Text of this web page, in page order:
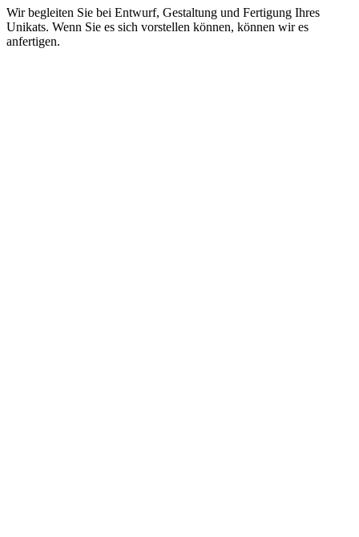
Wir begleiten Sie bei Entwurf, Gestaltung und Fertigung Ihres
Unikats. Wenn Sie es sich vorstellen können, können wir es
anfertigen.